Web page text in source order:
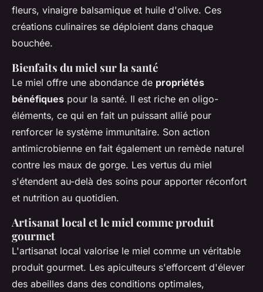
fleurs, vinaigre balsamique et huile d'olive. Ces
créations culinaires se déploient dans chaque
bouchée.
Bienfaits du miel sur la santé
Le miel offre une abondance de propriétés
bénéfiques pour la santé. Il est riche en oligo-
éléments, ce qui en fait un puissant allié pour
renforcer le système immunitaire. Son action
antimicrobienne en fait également un remède naturel
contre les maux de gorge. Les vertus du miel
s'étendent au-delà des soins pour apporter réconfort
et nutrition au quotidien.
Artisanat local et le miel comme produit
gourmet
L'artisanat local valorise le miel comme un véritable
produit gourmet. Les apiculteurs s'efforcent d'élever
des abeilles dans des conditions optimales,